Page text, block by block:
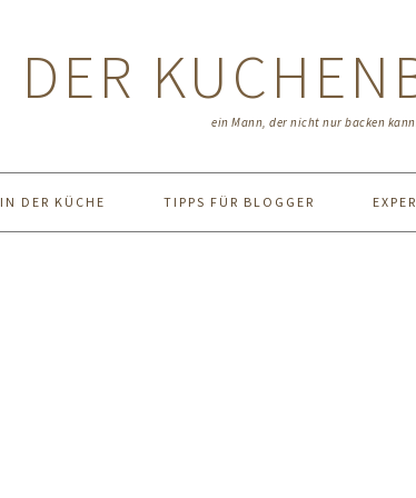
DER
ein Mann, der nicht nur backen
IN DER KÜCHE TIPPS FÜR BLOGGER